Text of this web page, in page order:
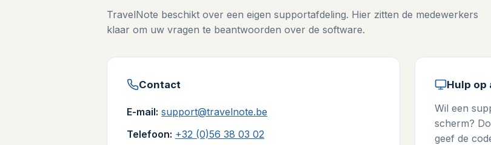
TravelNote beschikt over een eigen supportafdeling. Hier zitten de medewerkers
klaar om uw vragen te beantwoorden over de software.
Contact
E-mail: support@travelnote.be
Telefoon: +32 (0)56 38 03 02
Hulp op
Wil een
scherm?
geef de